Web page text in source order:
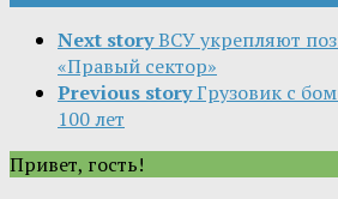
Next storyВСУ укрепляют
«Правый сектор»
Previous storyГрузовик с
100 лет
Привет, гость!